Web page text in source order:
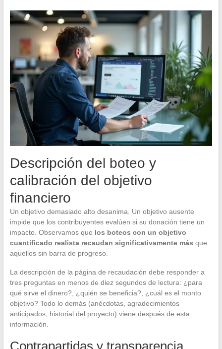
Descripción del boteo y
calibración del objetivo
financiero
Un objetivo demasiado alto desanima. Un objetivo ausente
impide que los contribuyentes evalúen si su donación tiene un
impacto. Observamos que los boteos con un objetivo
cuantificado realista recaudan significativamente más que
aquellos sin barra de progreso.
La descripción de la página de recaudación debe responder a
tres preguntas en menos de diez segundos de lectura: ¿para
qué sirve el dinero?, ¿quién se beneficia?, ¿cuál es el monto
objetivo? Todo lo demás (anécdotas, agradecimientos
anticipados, historial del proyecto) viene después de esta
información.
Contrapartidas y transparencia